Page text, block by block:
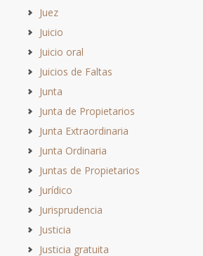
Juez
Juicio
Juicio oral
Juicios de Faltas
Junta
Junta de Propietarios
Junta Extraordinaria
Junta Ordinaria
Juntas de Propietarios
Jurídico
Jurisprudencia
Justicia
Justicia gratuita